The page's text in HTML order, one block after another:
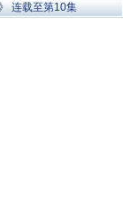
连载至第10集